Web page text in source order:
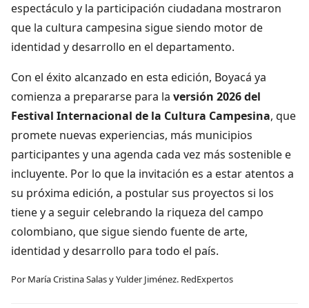
espectáculo y la participación ciudadana mostraron
que la cultura campesina sigue siendo motor de
identidad y desarrollo en el departamento.
Con el éxito alcanzado en esta edición, Boyacá ya
comienza a prepararse para la versión 2026 del
Festival Internacional de la Cultura Campesina, que
promete nuevas experiencias, más municipios
participantes y una agenda cada vez más sostenible e
incluyente. Por lo que la invitación es a estar atentos a
su próxima edición, a postular sus proyectos si los
tiene y a seguir celebrando la riqueza del campo
colombiano, que sigue siendo fuente de arte,
identidad y desarrollo para todo el país.
Por María Cristina Salas y Yulder Jiménez. RedExpertos